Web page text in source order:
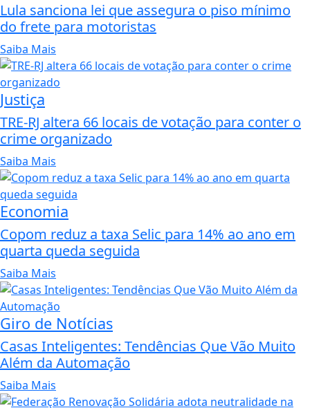
Lula sanciona lei que assegura o piso mínimo
do frete para motoristas
Saiba Mais
Justiça
TRE-RJ altera 66 locais de votação para conter o
crime organizado
Saiba Mais
Economia
Copom reduz a taxa Selic para 14% ao ano em
quarta queda seguida
Saiba Mais
Giro de Notícias
Casas Inteligentes: Tendências Que Vão Muito
Além da Automação
Saiba Mais